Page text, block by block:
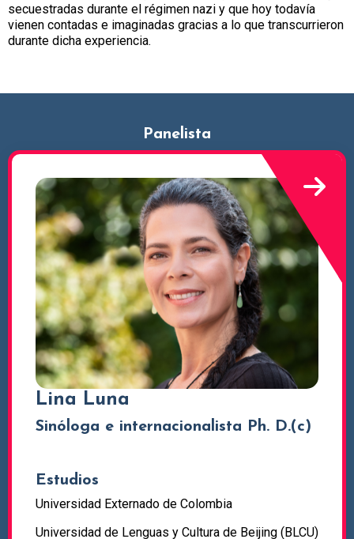
secuestradas durante el régimen nazi y que hoy todavía
vienen contadas e imaginadas gracias a lo que transcurrieron
durante dicha experiencia.
Panelista
Lina Luna
Sinóloga e internacionalista Ph. D.(c)
Estudios
Universidad Externado de Colombia
Universidad de Lenguas y Cultura de Beijing (BLCU)